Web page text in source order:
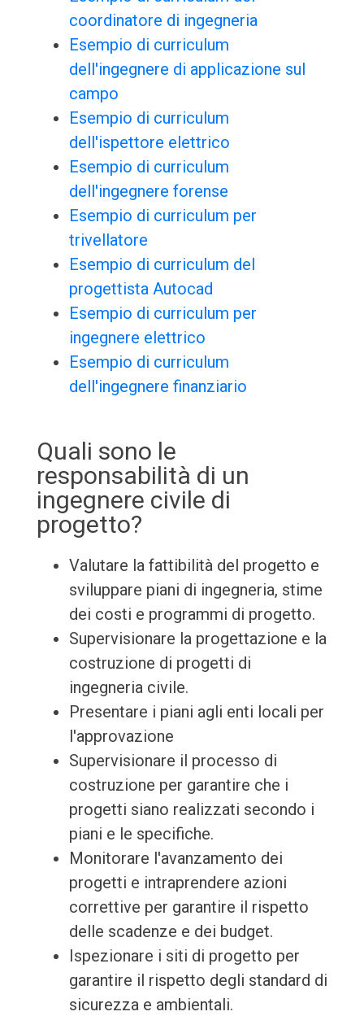
coordinatore di ingegneria
Esempio di curriculum
dell'ingegnere di applicazione sul
campo
Esempio di curriculum
dell'ispettore elettrico
Esempio di curriculum
dell'ingegnere forense
Esempio di curriculum per
trivellatore
Esempio di curriculum del
progettista Autocad
Esempio di curriculum per
ingegnere elettrico
Esempio di curriculum
dell'ingegnere finanziario
Quali sono le
responsabilità di un
ingegnere civile di
progetto?
Valutare la fattibilità del progetto e
sviluppare piani di ingegneria, stime
dei costi e programmi di progetto.
Supervisionare la progettazione e la
costruzione di progetti di
ingegneria civile.
Presentare i piani agli enti locali per
l'approvazione
Supervisionare il processo di
costruzione per garantire che i
progetti siano realizzati secondo i
piani e le specifiche.
Monitorare l'avanzamento dei
progetti e intraprendere azioni
correttive per garantire il rispetto
delle scadenze e dei budget.
Ispezionare i siti di progetto per
garantire il rispetto degli standard di
sicurezza e ambientali.